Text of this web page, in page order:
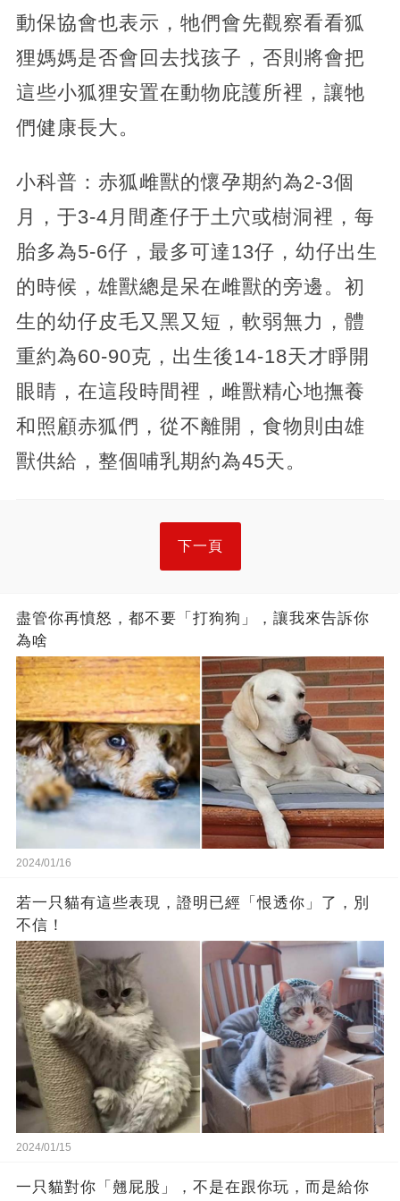
動保協會也表示，牠們會先觀察看看狐
狸媽媽是否會回去找孩子，否則將會把
這些小狐狸安置在動物庇護所裡，讓牠
們健康長大。
小科普：赤狐雌獸的懷孕期約為2-3個
月，于3-4月間產仔于土穴或樹洞裡，每
胎多為5-6仔，最多可達13仔，幼仔出生
的時候，雄獸總是呆在雌獸的旁邊。初
生的幼仔皮毛又黑又短，軟弱無力，體
重約為60-90克，出生後14-18天才睜開
眼睛，在這段時間裡，雌獸精心地撫養
和照顧赤狐們，從不離開，食物則由雄
獸供給，整個哺乳期約為45天。
下一頁
盡管你再憤怒，都不要「打狗狗」，讓我來告訴你
為啥
2024/01/16
若一只貓有這些表現，證明已經「恨透你」了，別
不信！
2024/01/15
一只貓對你「翹屁股」，不是在跟你玩，而是給你